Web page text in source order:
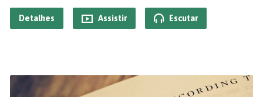
Detalhes Assistir Escutar